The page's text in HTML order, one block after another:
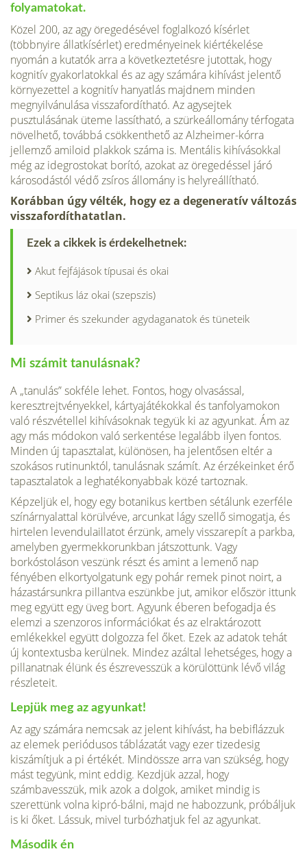
folyamatokat.
Közel 200, az agy öregedésével foglalkozó kísérlet
(többnyire állatkísérlet) eredményeinek kiértékelése
nyomán a kutatók arra a következtetésre jutottak, hogy
kognitív gyakorlatokkal és az agy számára kihívást jelentő
környezettel a kognitív hanyatlás majdnem minden
megnyilvánulása visszafordítható. Az agysejtek
pusztulásának üteme lassítható, a szürkeállomány térfogata
növelhető, továbbá csökkenthető az Alzheimer-kórra
jellemző amiloid plakkok száma is. Mentális kihívásokkal
még az idegrostokat borító, azokat az öregedéssel járó
károsodástól védő zsíros állomány is helyreállítható.
Korábban úgy vélték, hogy ez a degeneratív változás
visszafordíthatatlan.
Ezek a cikkek is érdekelhetnek:
Akut fejfájások típusai és okai
Septikus láz okai (szepszis)
Primer és szekunder agydaganatok és tüneteik
Mi számit tanulásnak?
A „tanulás” sokféle lehet. Fontos, hogy olvasással,
keresztrejtvényekkel, kártyajátékokkal és tanfolyamokon
való részvétellel kihívásoknak tegyük ki az agyunkat. Ám az
agy más módokon való serkentése legalább ilyen fontos.
Minden új tapasztalat, különösen, ha jelentősen eltér a
szokásos rutinunktól, tanulásnak számít. Az érzékeinket érő
tapasztalatok a leghatékonyabbak közé tartoznak.
Képzeljük el, hogy egy botanikus kertben sétálunk ezerféle
színárnyalattal körülvéve, arcunkat lágy szellő simogatja, és
hirtelen levendulaillatot érzünk, amely visszarepít a parkba,
amelyben gyermekkorunkban játszottunk. Vagy
borkóstoláson veszünk részt és amint a lemenő nap
fényében elkortyolgatunk egy pohár remek pinot noirt, a
házastársunkra pillantva eszünkbe jut, amikor először ittunk
meg együtt egy üveg bort. Agyunk éberen befogadja és
elemzi a szenzoros információkat és az elraktározott
emlékekkel együtt dolgozza fel őket. Ezek az adatok tehát
új kontextusba kerülnek. Mindez azáltal lehetséges, hogy a
pillanatnak élünk és észrevesszük a körülöttünk lévő világ
részleteit.
Lepjük meg az agyunkat!
Az agy számára nemcsak az jelent kihívást, ha bebiflázzuk
az elemek periódusos táblázatát vagy ezer tizedesig
kiszámítjuk a pi értékét. Mindössze arra van szükség, hogy
mást tegyünk, mint eddig. Kezdjük azzal, hogy
számbavesszük, mik azok a dolgok, amiket mindig is
szerettünk volna kipró-bálni, majd ne habozzunk, próbáljuk
is ki őket. Lássuk, mivel turbózhatjuk fel az agyunkat.
Második én